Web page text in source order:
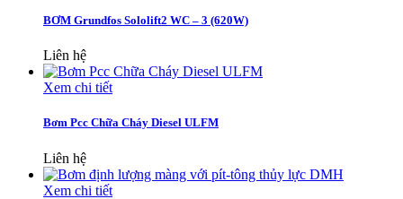
BƠM Grundfos Sololift2 WC – 3 (620W)
Liên hệ
Xem chi tiết
Bơm Pcc Chữa Cháy Diesel ULFM
Liên hệ
Xem chi tiết